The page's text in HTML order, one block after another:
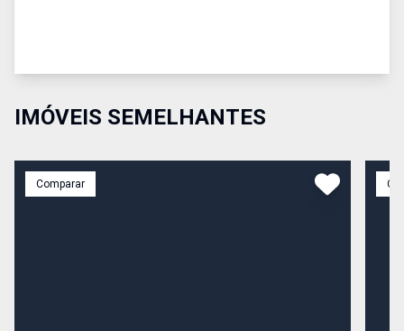
IMÓVEIS SEMELHANTES
Comparar